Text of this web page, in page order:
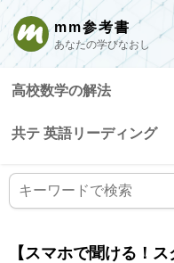
mm参考書
あなたの学びなおし
高校数学の解法
共テ 英語リーディング
【スマホで聞ける！